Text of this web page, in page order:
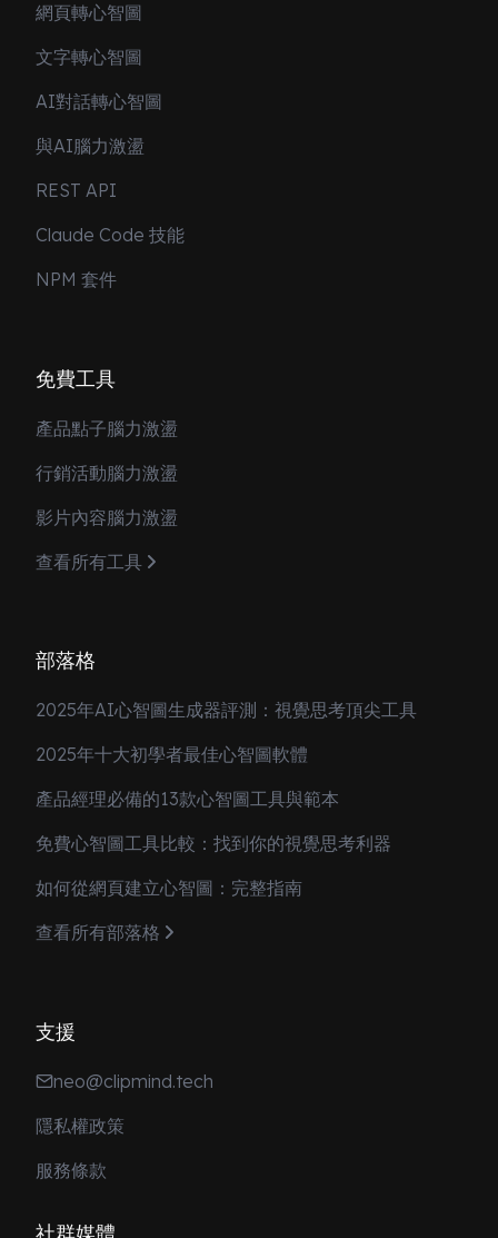
網頁轉心智圖
文字轉心智圖
AI對話轉心智圖
與AI腦力激盪
REST API
Claude Code 技能
NPM 套件
免費工具
產品點子腦力激盪
行銷活動腦力激盪
影片內容腦力激盪
查看所有工具
部落格
2025年AI心智圖生成器評測：視覺思考頂尖工具
2025年十大初學者最佳心智圖軟體
產品經理必備的13款心智圖工具與範本
免費心智圖工具比較：找到你的視覺思考利器
如何從網頁建立心智圖：完整指南
查看所有部落格
支援
neo@clipmind.tech
隱私權政策
服務條款